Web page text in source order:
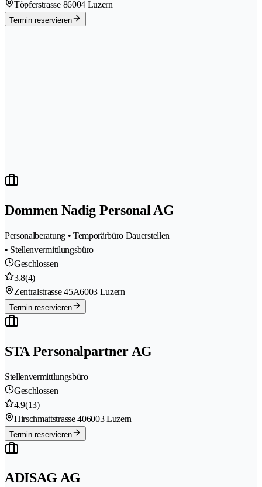
Töpferstrasse 86004 Luzern
Termin reservieren
Dommen Nadig Personal AG
Personalberatung • Temporärbüro Dauerstellen
• Stellenvermittlungsbüro
Geschlossen
3.8(4)
Zentralstrasse 45A6003 Luzern
Termin reservieren
STA Personalpartner AG
Stellenvermittlungsbüro
Geschlossen
4.9(13)
Hirschmattstrasse 406003 Luzern
Termin reservieren
ADISAG AG